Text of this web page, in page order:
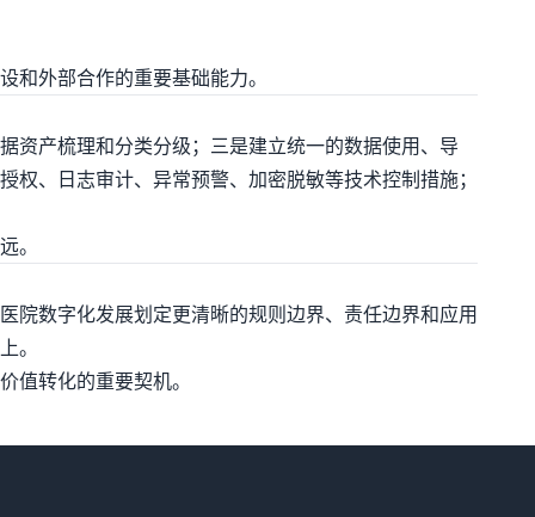
外部合作的重要基础能力。
资产梳理和分类分级；三是建立统一的数据使用、导
、日志审计、异常预警、加密脱敏等技术控制措施；
。
院数字化发展划定更清晰的规则边界、责任边界和应用
。
值转化的重要契机。